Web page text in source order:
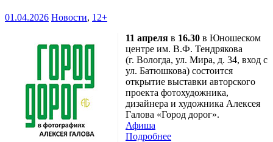
01.04.2026 Новости, 12+
11 апреля в 16.30 в Юношеском
центре им. В.Ф. Тендрякова
(г. Вологда, ул. Мира, д. 34, вход с
ул. Батюшкова) состоится
открытие выставки авторского
проекта фотохудожника,
дизайнера и художника Алексея
Галова «Город дорог».
Афиша
Подробнее